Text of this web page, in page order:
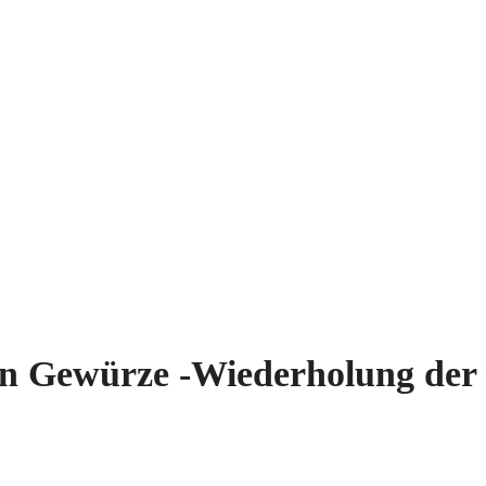
Gewür­ze ‑Wie­der­ho­lung